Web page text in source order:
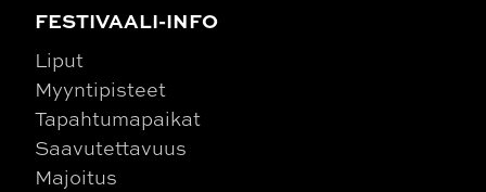
FESTIVAALI-INFO
Liput
Myyntipisteet
Tapahtumapaikat
Saavutettavuus
Majoitus